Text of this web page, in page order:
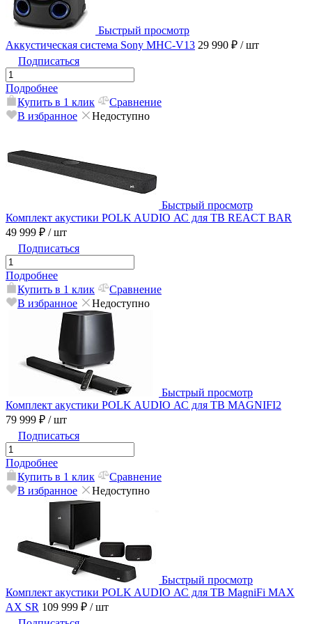
Быстрый просмотр
Аккустическая система Sony MHC-V13 29 990 ₽ / шт
Подписаться
Подробнее
Купить в 1 клик
Сравнение
В избранное
Недоступно
Быстрый просмотр
Комплект акустики POLK AUDIO АС для ТВ REACT BAR
49 999 ₽ / шт
Подписаться
Подробнее
Купить в 1 клик
Сравнение
В избранное
Недоступно
Быстрый просмотр
Комплект акустики POLK AUDIO АС для ТВ MAGNIFI2
79 999 ₽ / шт
Подписаться
Подробнее
Купить в 1 клик
Сравнение
В избранное
Недоступно
Быстрый просмотр
Комплект акустики POLK AUDIO АС для ТВ MagniFi MAX
AX SR 109 999 ₽ / шт